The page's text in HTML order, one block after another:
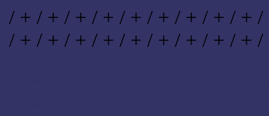
/ + / + / + / + / + / + / + / + / +
/ + / + / + / + / + / + / + / + / +